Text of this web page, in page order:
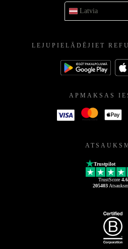
Latvia
LEJUPIELĀDĒJIET
APMAKSAS
Trustpilot
TrustScore 4.6
205403